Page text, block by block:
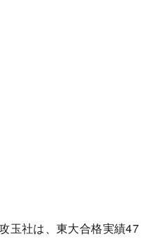
玉社は、東大合格実績47